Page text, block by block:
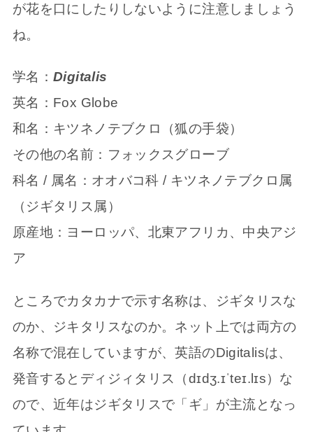
が花を口にしたりしないように注意しましょう
ね。
学名：Digitalis
英名：Fox Globe
和名：キツネノテブクロ（狐の手袋）
その他の名前：フォックスグローブ
科名 / 属名：オオバコ科 / キツネノテブクロ属
（ジギタリス属）
原産地：ヨーロッパ、北東アフリカ、中央アジ
ア
ところでカタカナで示す名称は、ジギタリスな
のか、ジキタリスなのか。ネット上では両方の
名称で混在していますが、英語のDigitalisは、
発音するとディジィタリス（dɪdʒ.ɪˈteɪ.lɪs）な
ので、近年はジギタリスで「ギ」が主流となっ